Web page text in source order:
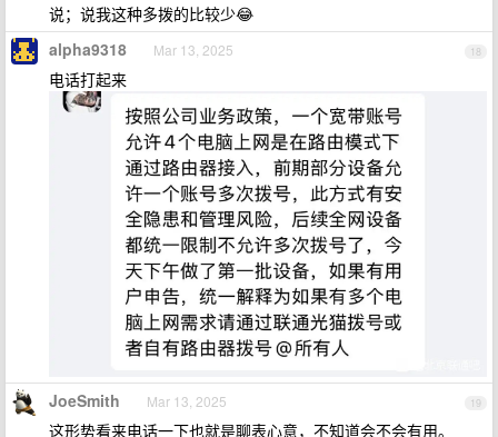
说；说我这种多拨的比较少😂
18
alpha9318 Mar 13, 2025
电话打起来
19
JoeSmith Mar 13, 2025
这形势看来电话一下也就是聊表心意，不知道会不会有用。